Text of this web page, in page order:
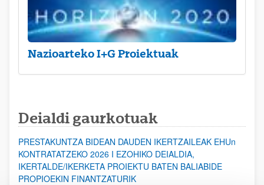
Nazioarteko I+G Proiektuak
Deialdi gaurkotuak
PRESTAKUNTZA BIDEAN DAUDEN IKERTZAILEAK EHUn
KONTRATATZEKO 2026 I EZOHIKO DEIALDIA,
IKERTALDE/IKERKETA PROIEKTU BATEN BALIABIDE
PROPIOEKIN FINANTZATURIK